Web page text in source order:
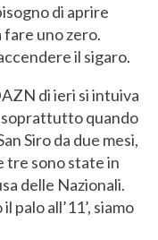
di aprire
fare uno zero.
il sigaro.
di ieri si intuiva
soprattutto quando
Siro da due mesi,
tre sono state in
delle Nazionali.
palo all’11’, siamo